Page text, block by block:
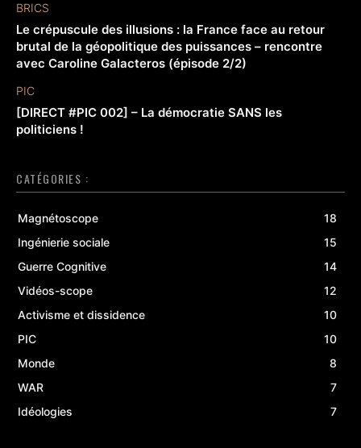
BRICS
Le crépuscule des illusions : la France face au retour
brutal de la géopolitique des puissances – rencontre
avec Caroline Galacteros (épisode 2/2)
PIC
[DIRECT #PIC 002] – La démocratie SANS les
politiciens !
CATÉGORIES :
Magnétoscope
18
Ingénierie sociale
15
Guerre Cognitive
14
Vidéos-scope
12
Activisme et dissidence
10
PIC
10
Monde
8
WAR
7
Idéologies
7